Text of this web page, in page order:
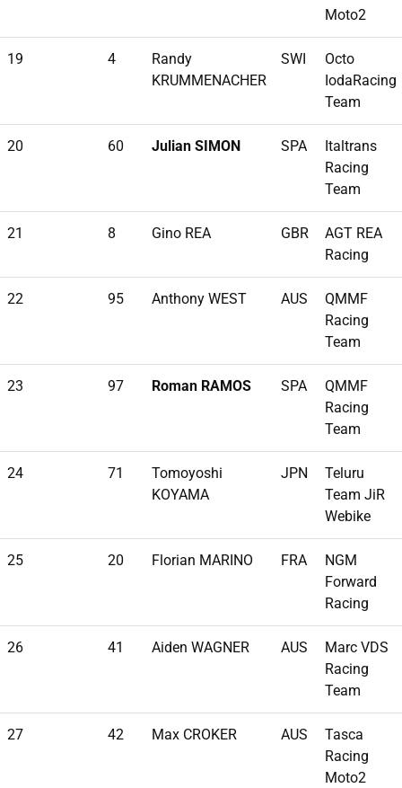
Moto2
19 4
Randy
KRUMMENACHER
SWI
Octo
IodaRacing
Team
20 60 Julian SIMON SPA
Italtrans
Racing
Team
21 8 Gino REA GBR
AGT REA
Racing
22 95 Anthony WEST AUS
QMMF
Racing
Team
23 97 Roman RAMOS SPA
QMMF
Racing
Team
24 71
Tomoyoshi
KOYAMA
JPN
Teluru
Team JiR
Webike
25 20 Florian MARINO FRA
NGM
Forward
Racing
26 41 Aiden WAGNER AUS
Marc VDS
Racing
Team
27 42 Max CROKER AUS
Tasca
Racing
Moto2